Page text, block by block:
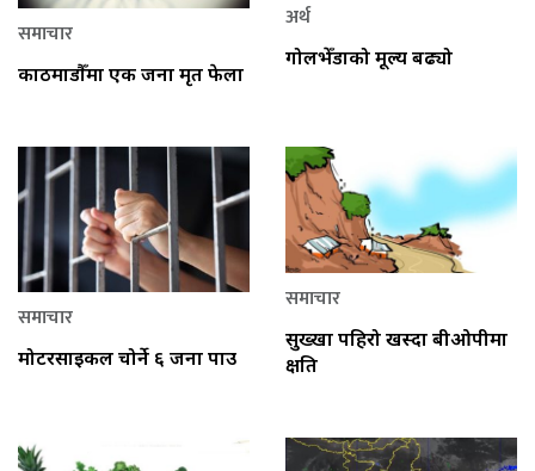
समाचार
काठमाडौँमा एक जना मृत फेला
अर्थ
गोलभेँडाको मूल्य बढ्यो
समाचार
मोटरसाइकल चोर्ने ६ जना पक्राउ
समाचार
सुख्खा पहिरो खस्दा बीओपीमा
क्षति